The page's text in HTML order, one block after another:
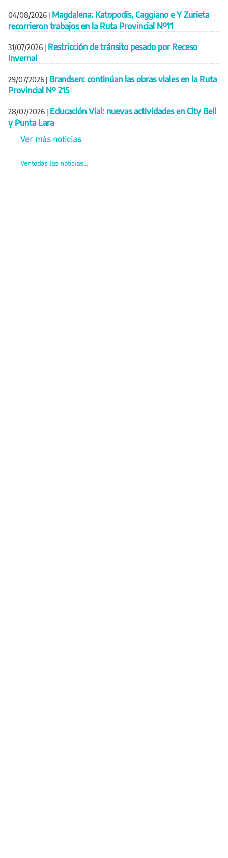
04/08/2026 | Magdalena: Katopodis, Caggiano e Y Zurieta
recorrieron trabajos en la Ruta Provincial Nº11
31/07/2026 | Restricción de tránsito pesado por Receso
Invernal
29/07/2026 | Brandsen: continúan las obras viales en la Ruta
Provincial Nº 215
28/07/2026 | Educación Vial: nuevas actividades en City Bell
y Punta Lara
Ver más noticias
Ver todas las noticias...